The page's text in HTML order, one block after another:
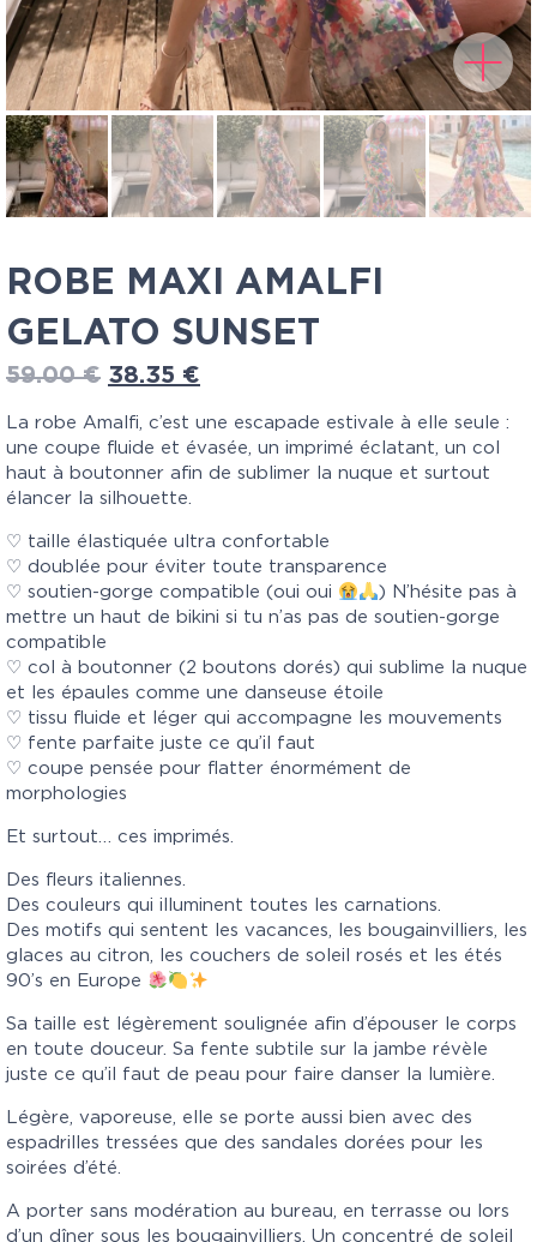
ROBE MAXI AMALFI
GELATO SUNSET
59.00€ 38.35 €
La robe Amalfi, c’est une escapade estivale à elle seule :
une coupe fluide et évasée, un imprimé éclatant, un col
haut à boutonner afin de sublimer la nuque et surtout
élancer la silhouette.
♡ taille élastiquée ultra confortable
♡ doublée pour éviter toute transparence
♡ soutien-gorge compatible (oui oui
) N’hésite pas à
mettre un haut de bikini si tu n’as pas de soutien-gorge
compatible
♡ col à boutonner (2 boutons dorés) qui sublime la nuque
et les épaules comme une danseuse étoile
♡ tissu fluide et léger qui accompagne les mouvements
♡ fente parfaite juste ce qu’il faut
♡ coupe pensée pour flatter énormément de
morphologies
Et surtout… ces imprimés.
Des fleurs italiennes.
Des couleurs qui illuminent toutes les carnations.
Des motifs qui sentent les vacances, les bougainvilliers, les
glaces au citron, les couchers de soleil rosés et les étés
90’s en Europe
Sa taille est légèrement soulignée afin d’épouser le corps
en toute douceur. Sa fente subtile sur la jambe révèle
juste ce qu’il faut de peau pour faire danser la lumière.
Légère, vaporeuse, elle se porte aussi bien avec des
espadrilles tressées que des sandales dorées pour les
soirées d’été.
A porter sans modération au bureau, en terrasse ou lors
d’un dîner sous les bougainvilliers. Un concentré de soleil